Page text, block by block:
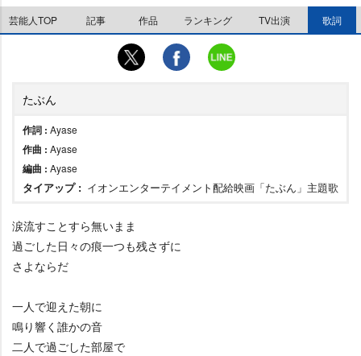
芸能人TOP 記事 作品 ランキング TV出演 歌詞
たぶん
作詞 : Ayase
作曲 : Ayase
編曲 : Ayase
タイアップ : イオンエンターテイメント配給映画「たぶん」主題歌
涙流すことすら無いまま
過ごした日々の痕一つも残さずに
さよならだ
一人で迎えた朝に
鳴り響く誰かの音
二人で過ごした部屋で